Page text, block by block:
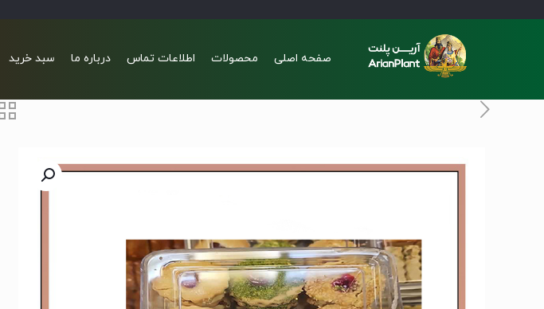
صفحه اصلی محصولات اطلاعات تماس درباره ما سبد خرید